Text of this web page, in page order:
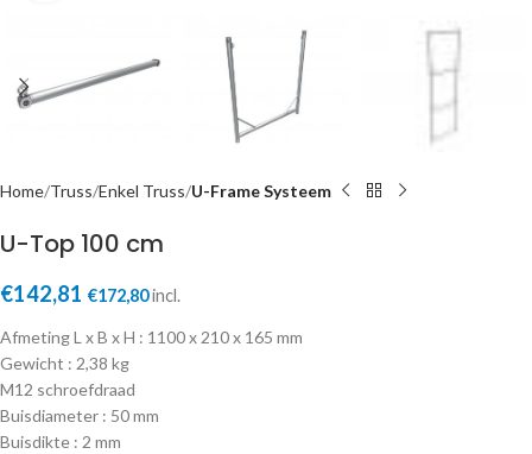
Home Truss Enkel Truss U-Frame Systeem
U-Top 100 cm
€142,81 €172,80incl.
Afmeting L x B x H : 1100 x 210 x 165 mm
Gewicht : 2,38 kg
M12 schroefdraad
Buisdiameter : 50 mm
Buisdikte : 2 mm